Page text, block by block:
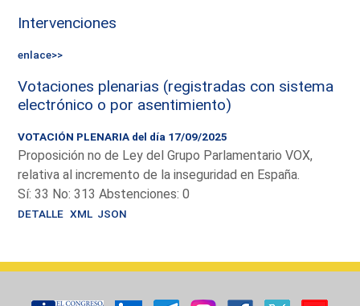
Intervenciones
enlace>>
Votaciones plenarias (registradas con sistema
electrónico o por asentimiento)
VOTACIÓN PLENARIA del día 17/09/2025
Proposición no de Ley del Grupo Parlamentario VOX,
relativa al incremento de la inseguridad en España.
Sí: 33 No: 313 Abstenciones: 0
DETALLE XML JSON